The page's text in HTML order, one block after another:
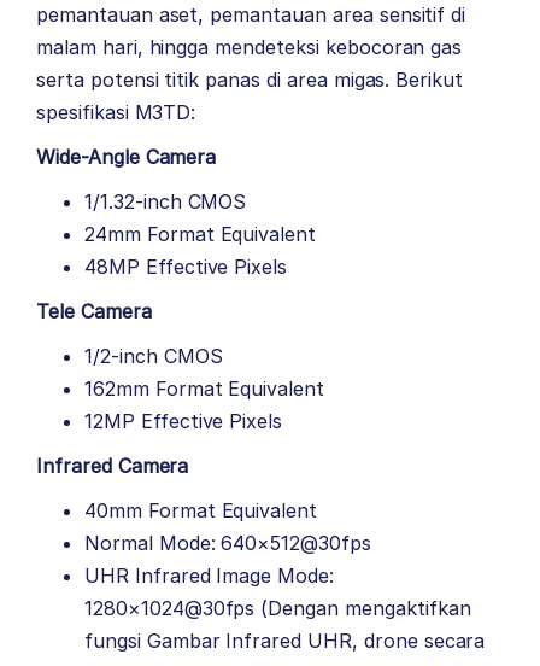
pemantauan aset, pemantauan area sensitif di
malam hari, hingga mendeteksi kebocoran gas
serta potensi titik panas di area migas. Berikut
spesifikasi M3TD:
Wide-Angle Camera
1/1.32-inch CMOS
24mm Format Equivalent
48MP Effective Pixels
Tele Camera
1/2-inch CMOS
‌162mm Format Equivalent
12MP Effective Pixels
Infrared Camera
40mm Format Equivalent
Normal Mode: 640×512@30fps
UHR Infrared Image Mode:
1280×1024@30fps (Dengan mengaktifkan
fungsi Gambar Infrared UHR, drone secara